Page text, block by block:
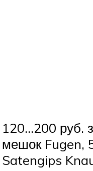
120…200 руб.
мешок Fugen,
Satengips